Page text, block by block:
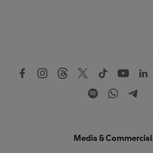
Media & Commercial